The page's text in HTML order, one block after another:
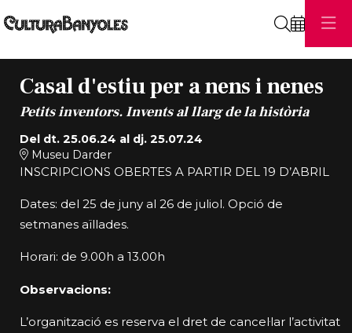
Casal d'estiu per a nens i nenes
Petits inventors. Invents al llarg de la història
Del dt. 25.06.24 al dj. 25.07.24
Museu Darder
INSCRIPCIONS OBERTES A PARTIR DEL 19 D’ABRIL
Dates: del 25 de juny al 26 de juliol. Opció de
setmanes aïllades.
Horari: de 9.00h a 13.00h
Observacions:
L’organització es reserva el dret de cancel·lar l’activitat